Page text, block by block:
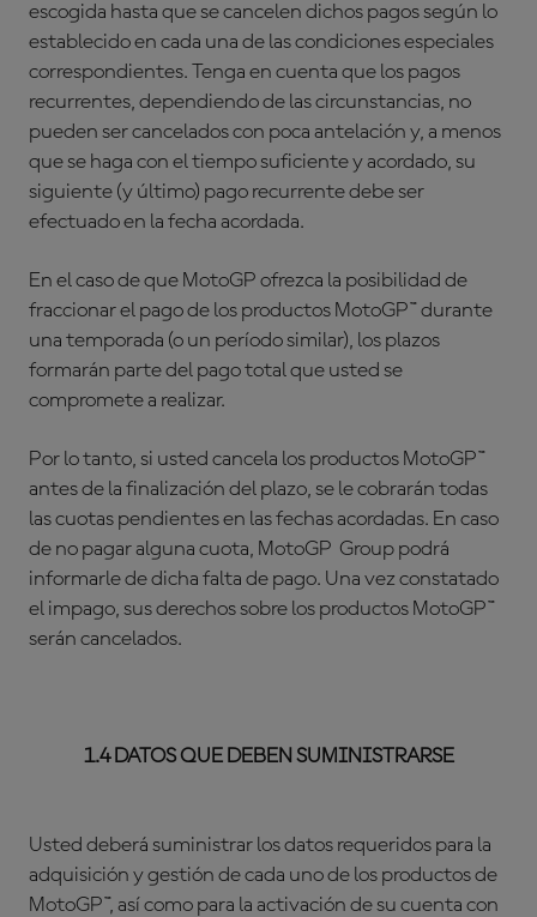
escogida hasta que se cancelen dichos pagos según lo
establecido en cada una de las condiciones especiales
correspondientes. Tenga en cuenta que los pagos
recurrentes, dependiendo de las circunstancias, no
pueden ser cancelados con poca antelación y, a menos
que se haga con el tiempo suficiente y acordado, su
siguiente (y último) pago recurrente debe ser
efectuado en la fecha acordada.
En el caso de que MotoGP ofrezca la posibilidad de
fraccionar el pago de los productos MotoGP™ durante
una temporada (o un período similar), los plazos
formarán parte del pago total que usted se
compromete a realizar.
Por lo tanto, si usted cancela los productos MotoGP™
antes de la finalización del plazo, se le cobrarán todas
las cuotas pendientes en las fechas acordadas. En caso
de no pagar alguna cuota, MotoGP Group podrá
informarle de dicha falta de pago. Una vez constatado
el impago, sus derechos sobre los productos MotoGP™
serán cancelados.
1.4 DATOS QUE DEBEN SUMINISTRARSE
Usted deberá suministrar los datos requeridos para la
adquisición y gestión de cada uno de los productos de
MotoGP™, así como para la activación de su cuenta con